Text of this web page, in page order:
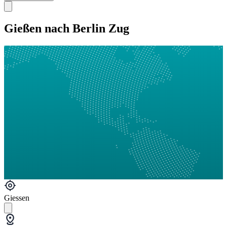
Gießen nach Berlin Zug
Giessen